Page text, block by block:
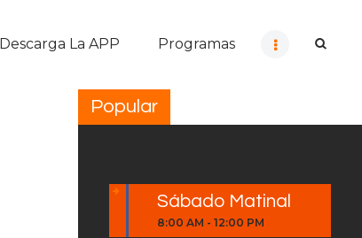
Descarga La APP Programas
Popular
Sábado Matinal
8:00 AM -12:00 PM